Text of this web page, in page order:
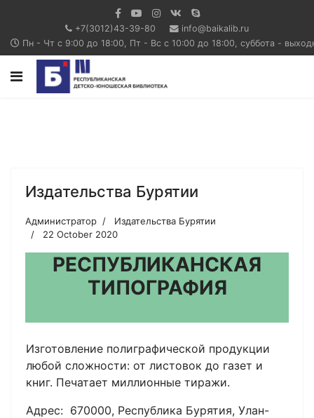
+7(3012)43-39-80
info@baikalib.ru
Пн - Чт с 9:00 до 18:00, Пт - Вс с 10:00 до 18:00, суббота -
Издательства Бурятии
Администратор
Издательства Бурятии
22 October 2020
РЕСПУБЛИКАНСКАЯ
ТИПОГРАФИЯ
Изготовление полиграфической продукции
любой сложности: от листовок до газет и
книг. Печатает миллионные тиражи.
Адрес: 670000, Республика Бурятия, Улан-